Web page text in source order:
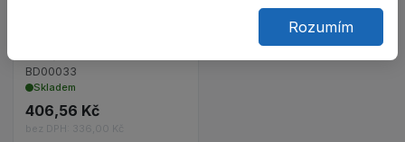
BD00033
Skladem
406,56 Kč
bez DPH: 336,00 Kč
Rozumím